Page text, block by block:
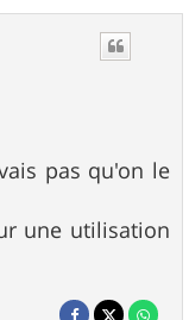
pas qu'on le
une utilisation